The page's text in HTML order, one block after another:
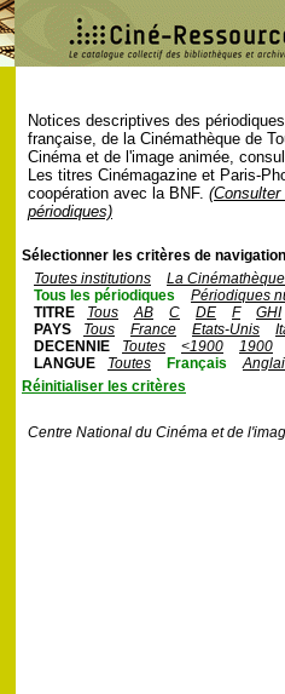
Notices descriptives des
française, de la Cinémathèque de
Cinéma et de l'image animée,
Les titres Cinémagazine et Paris-
coopération avec la BNF.
périodiques)
Sélectionner les critères de
Toutes institutions
La
Tous les périodiques
Périodiques
TITRE
Tous AB C DE F
GHI
PAYS
Tous France Etats-Unis
DECENNIE
Toutes <1900
1900
LANGUE
Toutes Français
Réinitialiser les critères
Centre National du Cinéma et de